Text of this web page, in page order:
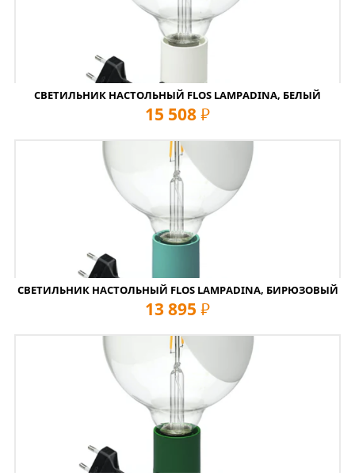
СВЕТИЛЬНИК НАСТОЛЬНЫЙ FLOS LAMPADINA, БЕЛЫЙ
15 508 руб
СВЕТИЛЬНИК НАСТОЛЬНЫЙ FLOS LAMPADINA, БИРЮЗОВЫЙ
13 895 руб